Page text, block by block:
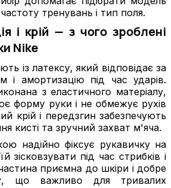
тренувань і тип поля.
і крій — з чого зроблені
Nike
із латексу, який відповідає за
і амортизацію під час ударів.
з еластичного матеріалу,
форму руки і не обмежує рухів
крій і передзгин забезпечують
кисті та зручний захват м'яча.
надійно фіксує рукавичку на
зісковзувати під час стрибків і
приємна до шкіри і добре
що важливо для тривалих